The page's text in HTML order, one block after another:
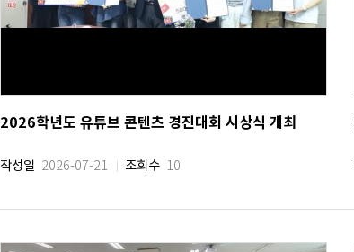
2026학년도 유튜브 콘텐츠 경진대회 시상식 개최
작성일 2026-07-21 조회수 10